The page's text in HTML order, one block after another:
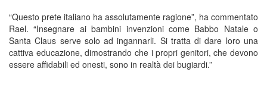
“Questo prete italiano ha assolutamente ragione”, ha commentato
Rael. “Insegnare ai bambini invenzioni come Babbo Natale o
Santa Claus serve solo ad ingannarli. Si tratta di dare loro una
cattiva educazione, dimostrando che i propri genitori, che devono
essere affidabili ed onesti, sono in realtà dei bugiardi.”